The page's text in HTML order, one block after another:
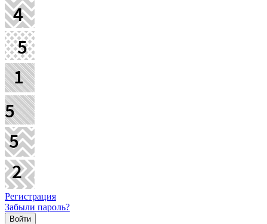
Регистрация
Забыли пароль?